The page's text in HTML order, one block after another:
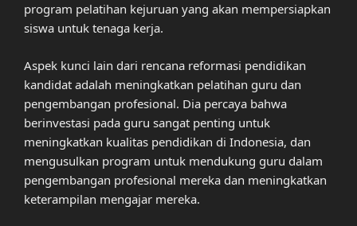
program pelatihan kejuruan yang akan mempersiapkan
siswa untuk tenaga kerja.
Aspek kunci lain dari rencana reformasi pendidikan
kandidat adalah meningkatkan pelatihan guru dan
pengembangan profesional. Dia percaya bahwa
berinvestasi pada guru sangat penting untuk
meningkatkan kualitas pendidikan di Indonesia, dan
mengusulkan program untuk mendukung guru dalam
pengembangan profesional mereka dan meningkatkan
keterampilan mengajar mereka.